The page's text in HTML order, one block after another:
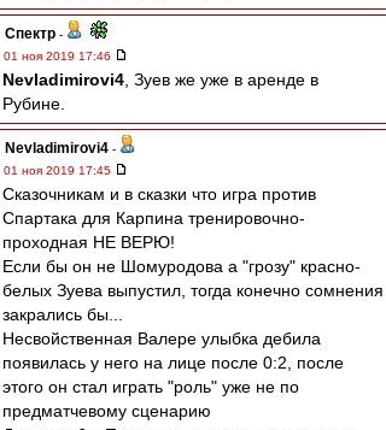
Спектр -
01 ноя 2019 17:46
Nevladimirovi4 , Зуев же уже в аренде в
Рубине.
Nevladimirovi4 -
01 ноя 2019 17:45
Сказочникам и в сказки что игра против
Спартака для Карпина тренировочно-
проходная НЕ ВЕРЮ!
Если бы он не Шомуродова а "грозу" красно-
белых Зуева выпустил, тогда конечно сомнения
закрались бы...
Несвойственная Валере улыбка дебила
появилась у него на лице после 0:2, после
этого он стал играть "роль" уже не по
предматчевому сценарию